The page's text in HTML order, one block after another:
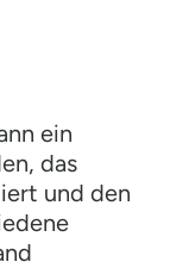
ein
das
und den